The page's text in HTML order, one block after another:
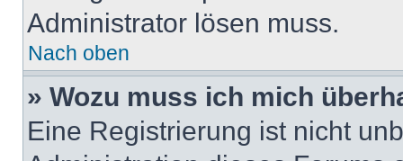
Administrator lösen muss.
Nach oben
» Wozu muss ich mich
Eine Registrierung ist nicht